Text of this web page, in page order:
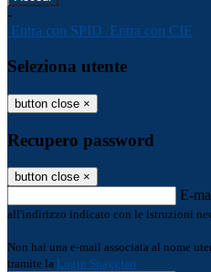
-
Entra con SPID Entra con CIE
Seleziona utente
button close ×
Recupero password
button close ×
E-
all'indirizzo indicato con le istruzioni
Non hai una e-mail associata al nome
tramite la Login Spaggiari